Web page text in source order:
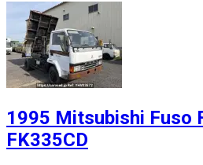
1995 Mitsubishi Fuso
FK335CD